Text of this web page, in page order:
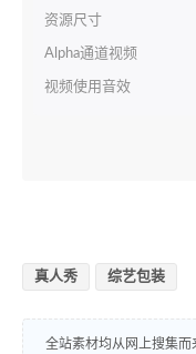
资源尺寸
Alpha通道视频
视频使用音效
真人秀 综艺包装
全站素材均从网上搜集